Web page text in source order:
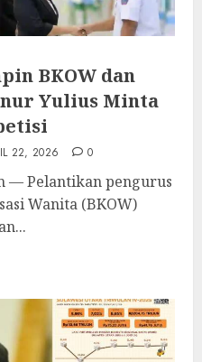
BKOW dan
Yulius Minta
22, 2026 0
— Pelantikan pengurus
Wanita (BKOW)